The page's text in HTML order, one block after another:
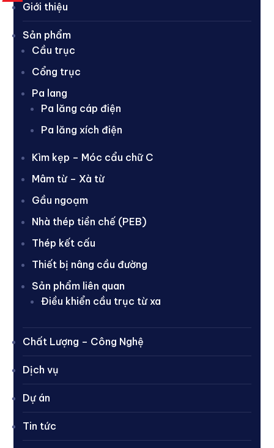
Giới thiệu
Sản phẩm
Cầu trục
Cổng trục
Pa lang
Pa lăng cáp điện
Pa lăng xích điện
Kìm kẹp – Móc cẩu chữ C
Mâm từ – Xà từ
Gầu ngoạm
Nhà thép tiền chế (PEB)
Thép kết cấu
Thiết bị nâng cầu đường
Sản phẩm liên quan
Điều khiển cầu trục từ xa
Chất Lượng – Công Nghệ
Dịch vụ
Dự án
Tin tức